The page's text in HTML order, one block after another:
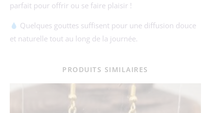
parfait pour offrir ou se faire plaisir !
Quelques gouttes suffisent pour une diffusion douce
et naturelle tout au long de la journée.
PRODUITS SIMILAIRES